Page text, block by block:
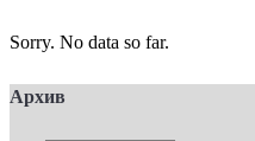
Sorry. No data so far.
Архив